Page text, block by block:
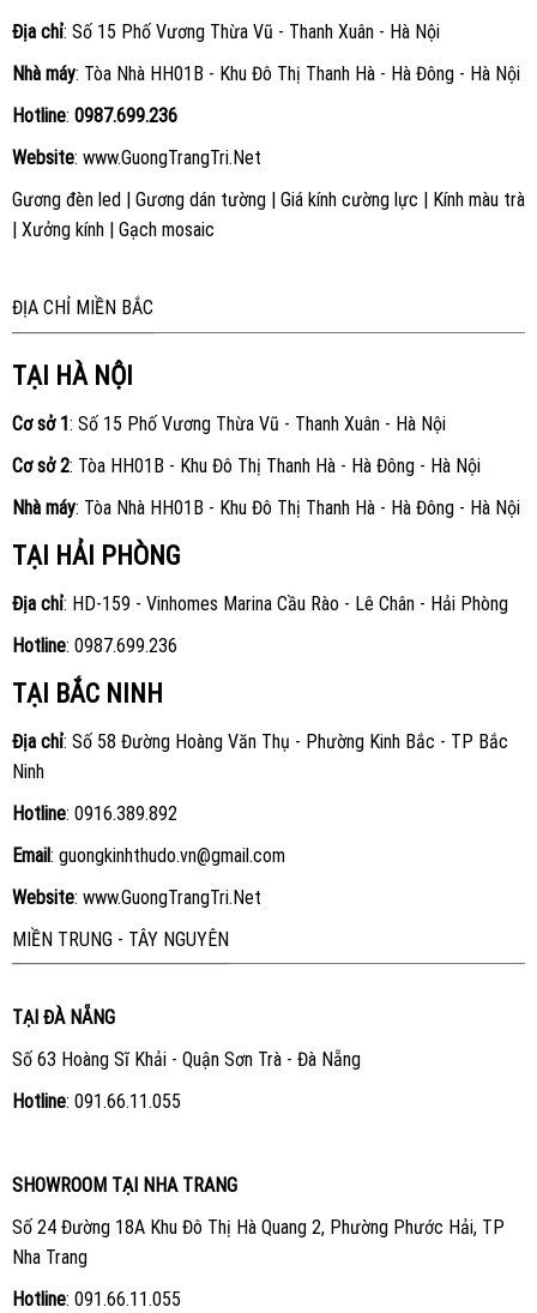
Địa chỉ: Số 15 Phố Vương Thừa Vũ - Thanh Xuân - Hà Nội
Nhà máy: Tòa Nhà HH01B - Khu Đô Thị Thanh Hà - Hà Đông - Hà Nội
Hotline: 0987.699.236
Website: www.GuongTrangTri.Net
Gương đèn led
Gương dán tường| Giá kính cường lực
Kính màu trà
Xưởng kính| Gạch mosaic
ĐỊA CHỈ MIỀN BẮC
TẠI HÀ NỘI
Cơ sở 1: Số 15 Phố Vương Thừa Vũ - Thanh Xuân - Hà Nội
Cơ sở 2: Tòa HH01B - Khu Đô Thị Thanh Hà - Hà Đông - Hà Nội
Nhà máy: Tòa Nhà HH01B - Khu Đô Thị Thanh Hà - Hà Đông - Hà Nội
TẠI HẢI PHÒNG
Địa chỉ: HD-159 - Vinhomes Marina Cầu Rào - Lê Chân - Hải Phòng
Hotline: 0987.699.236
TẠI BẮC NINH
Địa chỉ: Số 58 Đường Hoàng Văn Thụ - Phường Kinh Bắc - TP Bắc
Ninh
Hotline: 0916.389.892
Email: guongkinhthudo.vn@gmail.com
Website: www.GuongTrangTri.Net
MIỀN TRUNG - TÂY NGUYÊN
TẠI ĐÀ NẴNG
Số 63 Hoàng Sĩ Khải - Quận Sơn Trà - Đà Nẵng
Hotline: 091.66.11.055
SHOWROOM TẠI NHA TRANG
Số 24 Đường 18A Khu Đô Thị Hà Quang 2, Phường Phước Hải, TP
Nha Trang
Hotline: 091.66.11.055